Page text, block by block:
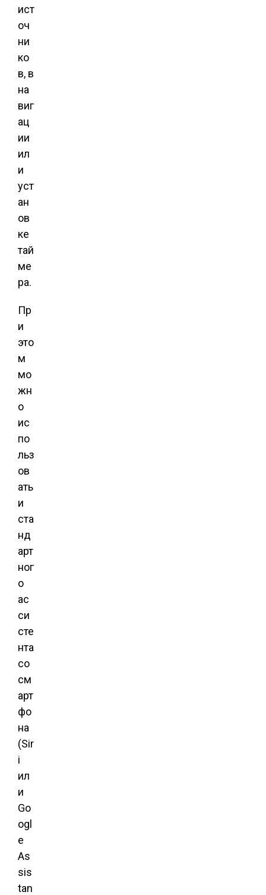
ист
оч
ни
ко
в, в
на
виг
ац
ии
ил
и
уст
ан
ов
ке
тай
ме
ра.
Пр
и
это
м
мо
жн
о
ис
по
льз
ов
ать
и
ста
нд
арт
ног
о
ас
си
сте
нта
со
см
арт
фо
на
(Sir
i
ил
и
Go
ogl
e
As
sis
tan